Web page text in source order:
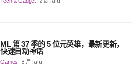
ML 第 37 季的 5 位元英雄，最新更新，
快速自动神话
Games 8 月 lalu